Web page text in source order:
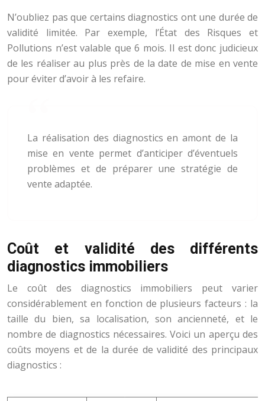
N’oubliez pas que certains diagnostics ont une durée de
validité limitée. Par exemple, l’État des Risques et
Pollutions n’est valable que 6 mois. Il est donc judicieux
de les réaliser au plus près de la date de mise en vente
pour éviter d’avoir à les refaire.
La réalisation des diagnostics en amont de la
mise en vente permet d’anticiper d’éventuels
problèmes et de préparer une stratégie de
vente adaptée.
Coût et validité des différents
diagnostics immobiliers
Le coût des diagnostics immobiliers peut varier
considérablement en fonction de plusieurs facteurs : la
taille du bien, sa localisation, son ancienneté, et le
nombre de diagnostics nécessaires. Voici un aperçu des
coûts moyens et de la durée de validité des principaux
diagnostics :